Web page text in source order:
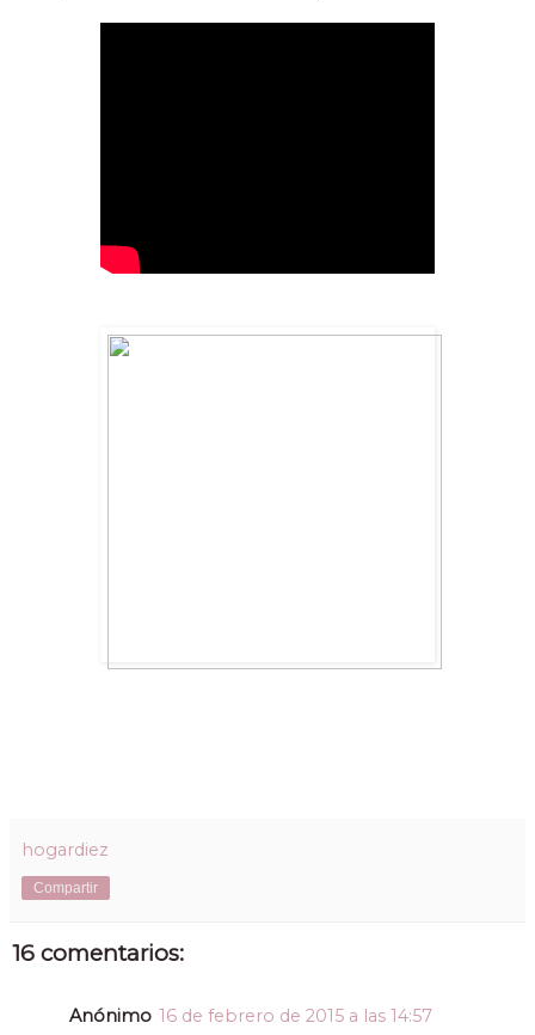
hogardiez
Compartir
16 comentarios:
Anónimo 16 de febrero de 2015 a las 14:57